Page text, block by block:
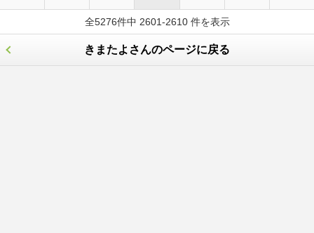
全5276件中 2601-2610 件を表示
きまたよさんのページに戻る